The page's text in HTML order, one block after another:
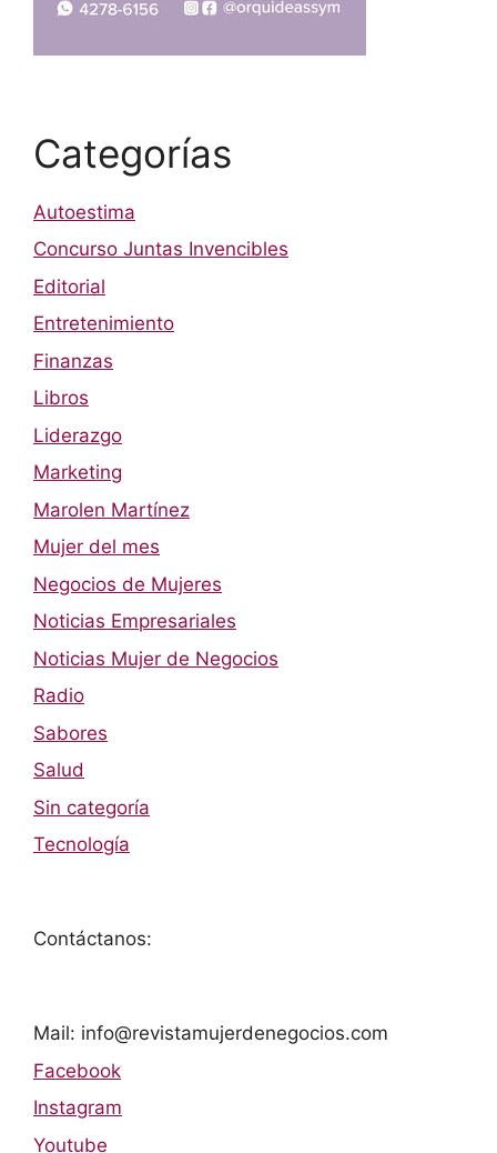
Categorías
Autoestima
Concurso Juntas Invencibles
Editorial
Entretenimiento
Finanzas
Libros
Liderazgo
Marketing
Marolen Martínez
Mujer del mes
Negocios de Mujeres
Noticias Empresariales
Noticias Mujer de Negocios
Radio
Sabores
Salud
Sin categoría
Tecnología
Contáctanos:
Mail: info@revistamujerdenegocios.com
Facebook
Instagram
Youtube